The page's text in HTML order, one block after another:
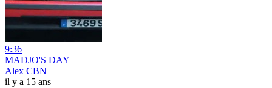
9:36
MADJO'S DAY
Alex CBN
il y a 15 ans